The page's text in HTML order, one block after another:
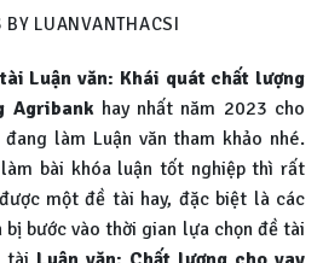
BY LUANVANTHACSI
Luận văn: Khái quát chất lượng
Agribankhay nhất năm 2023 cho
làm Luận văn tham khảo nhé.
bài khóa luận tốt nghiệp thì rất
một đề tài hay, đặc biệt là các
bị bước vào thời gian lựa chọn đề tài